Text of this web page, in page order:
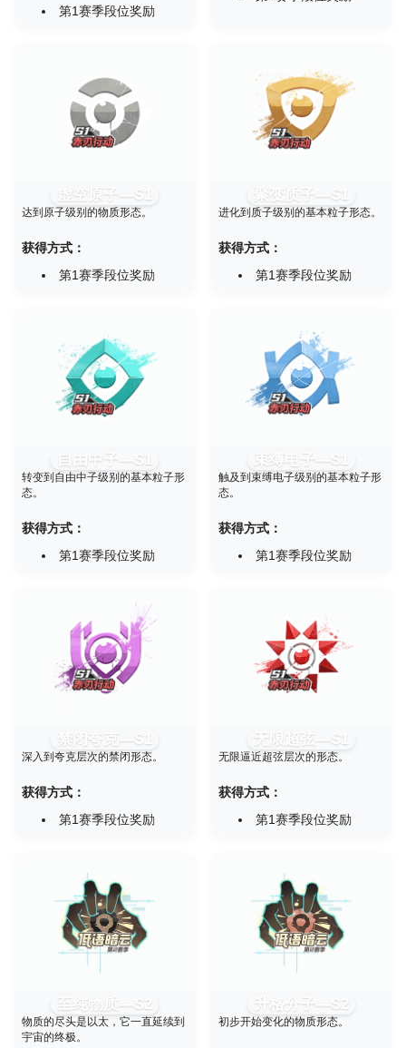
第1赛季段位奖励
虚空原子—S1
达到原子级别的物质形态。
获得方式：
第1赛季段位奖励
聚变质子—S1
进化到质子级别的基本粒子形态。
获得方式：
第1赛季段位奖励
自由中子—S1
转变到自由中子级别的基本粒子形
态。
获得方式：
第1赛季段位奖励
束缚电子—S1
触及到束缚电子级别的基本粒子形
态。
获得方式：
第1赛季段位奖励
禁闭夸克—S1
深入到夸克层次的禁闭形态。
获得方式：
第1赛季段位奖励
无限超弦—S1
无限逼近超弦层次的形态。
获得方式：
第1赛季段位奖励
至纯物质—S2
物质的尽头是以太，它一直延续到
宇宙的终极。
升格分子—S2
初步开始变化的物质形态。